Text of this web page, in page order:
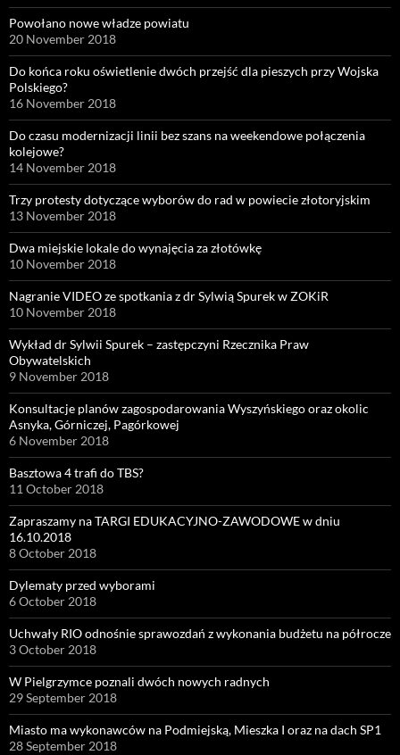
Powołano nowe władze powiatu
20 November 2018
Do końca roku oświetlenie dwóch przejść dla pieszych przy Wojska
Polskiego?
16 November 2018
Do czasu modernizacji linii bez szans na weekendowe połączenia
kolejowe?
14 November 2018
Trzy protesty dotyczące wyborów do rad w powiecie złotoryjskim
13 November 2018
Dwa miejskie lokale do wynajęcia za złotówkę
10 November 2018
Nagranie VIDEO ze spotkania z dr Sylwią Spurek w ZOKiR
10 November 2018
Wykład dr Sylwii Spurek – zastępczyni Rzecznika Praw
Obywatelskich
9 November 2018
Konsultacje planów zagospodarowania Wyszyńskiego oraz okolic
Asnyka, Górniczej, Pagórkowej
6 November 2018
Basztowa 4 trafi do TBS?
11 October 2018
Zapraszamy na TARGI EDUKACYJNO-ZAWODOWE w dniu
16.10.2018
8 October 2018
Dylematy przed wyborami
6 October 2018
Uchwały RIO odnośnie sprawozdań z wykonania budżetu na półrocze
3 October 2018
W Pielgrzymce poznali dwóch nowych radnych
29 September 2018
Miasto ma wykonawców na Podmiejską, Mieszka I oraz na dach SP1
28 September 2018